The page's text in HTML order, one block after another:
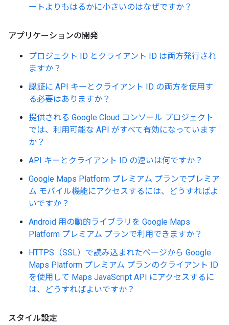
ートよりもはるかに小さいのはなぜですか？
アプリケーションの開発
プロジェクト ID とクライアント ID は両方発行され
ますか？
認証に API キーとクライアント ID の両方を使用す
る必要はありますか？
提供される Google Cloud コンソール プロジェクト
では、利用可能な API がすべて有効になっています
か？
API キーとクライアント ID の違いは何ですか？
Google Maps Platform プレミアム プランでプレミア
ム モバイル機能にアクセスするには、どうすればよ
いですか？
Android 用の動的ライブラリを Google Maps
Platform プレミアム プランで利用できますか？
HTTPS（SSL）で読み込まれたページから Google
Maps Platform プレミアム プランのクライアント ID
を使用して Maps JavaScript API にアクセスするに
は、どうすればよいですか？
スタイル設定